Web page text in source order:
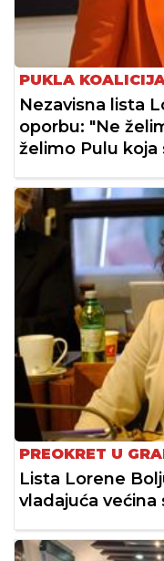
PUKLA
Nezavisna lista
oporbu: "Ne
želimo Pulu koja
PREOKRET U
Lista Lorene
vladajuća